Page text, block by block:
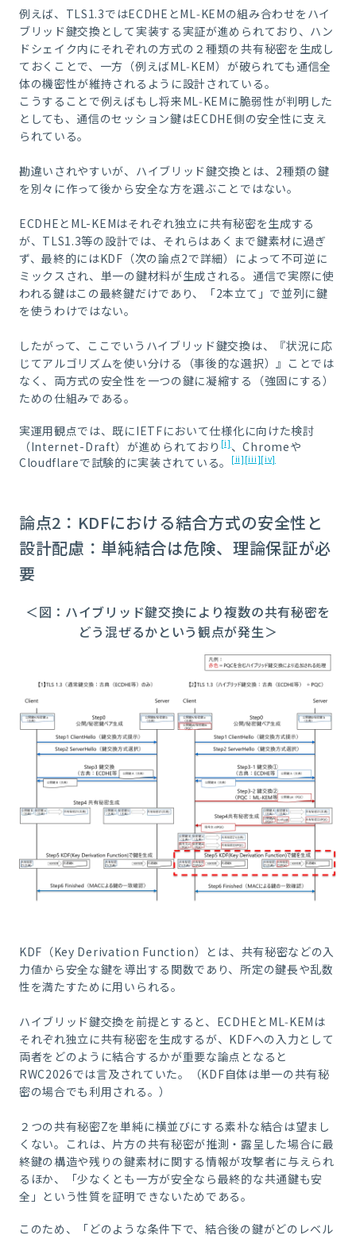
例えば、TLS1.3ではECDHEとML‑KEMの組み合わせをハイ
ブリッド鍵交換として実装する実証が進められており、 ハン
ドシェイク内 にそれぞれの方式の２種類の共有秘密を生成し
ておくことで、一方（例えばML‑KEM）が破られても通信全
体の機密性が維持されるように設計されている。
こうすることで例えばもし将来ML‑KEMに脆弱性が判明した
としても、通信のセッション鍵はECDHE側の安全性に支え
られている。
勘違いされやすいが、ハイブリッド鍵交換とは、2種類の鍵
を別々に作って後から安全な方を選ぶことではない。
ECDHEとML-KEMはそれぞれ独立に共有秘密を生成する
が、TLS1.3等の設計では、それらはあくまで鍵素材に過ぎ
ず、最終的にはKDF （次の論点2で詳細）によって不可逆に
ミックスされ、単一の鍵材料が生成される。通信で実際に使
われる鍵はこの最終鍵だけであり、「2本立て」で並列に鍵
を使うわけではない。
したがって、ここでいうハイブリッド鍵交換は、『状況に応
じてアルゴリズムを使い分ける（事後的な選択）』ことでは
なく、両方式の安全性を一つの鍵に凝縮する（強固にする）
ための仕組みである。
実運用観点では、既にIETFにおいて仕様化に向けた検討
（Internet-Draft）が進められており[i]、Chromeや
Cloudflareで試験的に実装されている。
[ii] [iii][iv]
論点2：KDFにおける結合方式の安全性と
設計配慮：単純結合は危険、理論保証が必
要
＜図：ハイブリッド鍵交換により複数の共有秘密を
どう混ぜるかという観点が発生＞
KDF（Key Derivation Function）とは、共有秘密などの入
力値から安全な鍵を導出する関数であり、所定の鍵長や乱数
性を満たすために用いられる。
ハイブリッド鍵交換を前提とすると、ECDHEとML‑KEMは
それぞれ独立に共有秘密を生成するが、KDFへの入力として
両者をどのように結合するかが重要な論点となると
RWC2026では言及されていた。（KDF自体は単一の共有秘
密の場合でも利用される。）
２つの共有秘密Zを単純に横並びにする素朴な結合は望まし
くない。これは、片方の共有秘密が推測・露呈した場合に最
終鍵の構造や残りの鍵素材に関する情報が攻撃者に与えられ
るほか、「少なくとも一方が安全なら最終的な共通鍵も安
全」という性質を証明できないためである。
このため、「どのような条件下で、結合後の鍵がどのレベル